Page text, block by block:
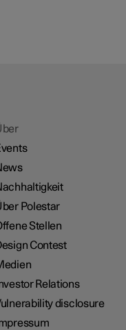
Polestar
Stellen
Contest
Relations
disclosure